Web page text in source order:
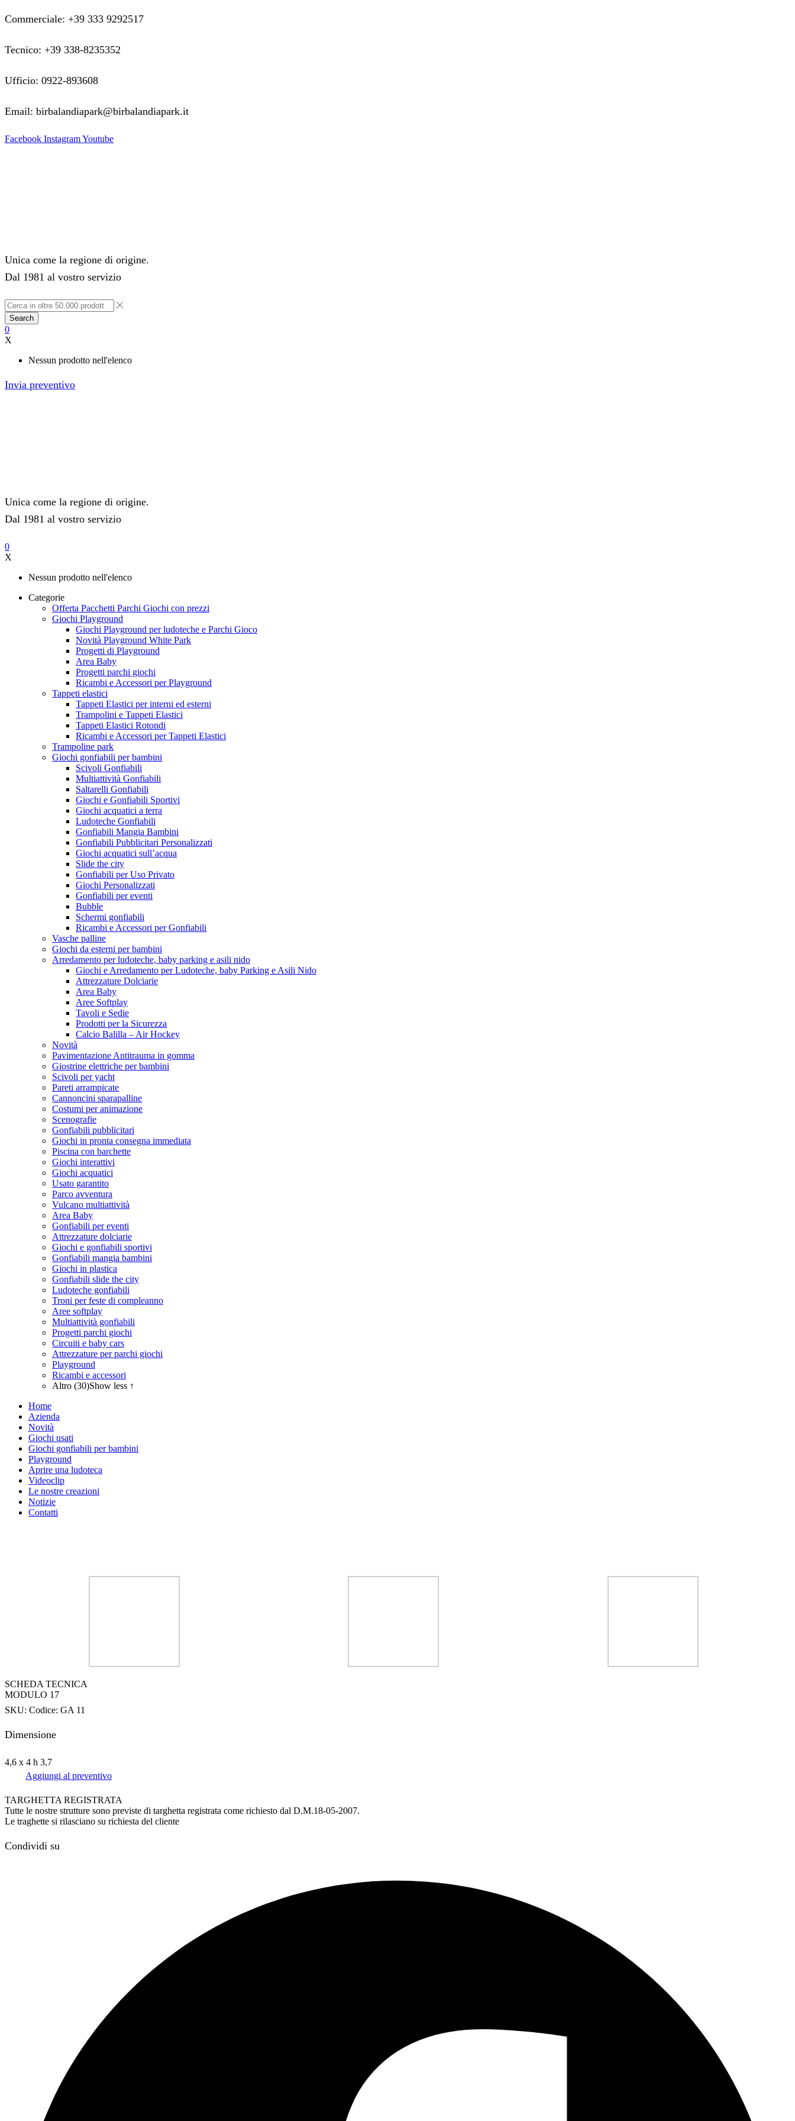
Commerciale: +39 333 9292517
Tecnico: +39 338-8235352
Ufficio: 0922-893608
Email: birbalandiapark@birbalandiapark.it
Facebook InstagramYoutube
Unica come la regione di origine.
Dal 1981 al vostro servizio
Search
0
X
Nessun prodotto nell'elenco
Invia preventivo
Unica come la regione di origine.
Dal 1981 al vostro servizio
0
X
Nessun prodotto nell'elenco
Categorie
Offerta Pacchetti Parchi Giochi con prezzi
Giochi Playground
Giochi Playground per ludoteche e Parchi Gioco
Novità Playground White Park
Progetti di Playground
Area Baby
Progetti parchi giochi
Ricambi e Accessori per Playground
Tappeti elastici
Tappeti Elastici per interni ed esterni
Trampolini e Tappeti Elastici
Tappeti Elastici Rotondi
Ricambi e Accessori per Tappeti Elastici
Trampoline park
Giochi gonfiabili per bambini
Scivoli Gonfiabili
Multiattività Gonfiabili
Saltarelli Gonfiabili
Giochi e Gonfiabili Sportivi
Giochi acquatici a terra
Ludoteche Gonfiabili
Gonfiabili Mangia Bambini
Gonfiabili Pubblicitari Personalizzati
Giochi acquatici sull’acqua
Slide the city
Gonfiabili per Uso Privato
Giochi Personalizzati
Gonfiabili per eventi
Bubble
Schermi gonfiabili
Ricambi e Accessori per Gonfiabili
Vasche palline
Giochi da esterni per bambini
Arredamento per ludoteche, baby parking e asili nido
Giochi e Arredamento per Ludoteche, baby Parking e Asili Nido
Attrezzature Dolciarie
Area Baby
Aree Softplay
Tavoli e Sedie
Prodotti per la Sicurezza
Calcio Balilla – Air Hockey
Novità
Pavimentazione Antitrauma in gomma
Giostrine elettriche per bambini
Scivoli per yacht
Pareti arrampicate
Cannoncini sparapalline
Costumi per animazione
Scenografie
Gonfiabili pubblicitari
Giochi in pronta consegna immediata
Piscina con barchette
Giochi interattivi
Giochi acquatici
Usato garantito
Parco avventura
Vulcano multiattività
Area Baby
Gonfiabili per eventi
Attrezzature dolciarie
Giochi e gonfiabili sportivi
Gonfiabili mangia bambini
Giochi in plastica
Gonfiabili slide the city
Ludoteche gonfiabili
Troni per feste di compleanno
Aree softplay
Multiattività gonfiabili
Progetti parchi giochi
Circuiti e baby cars
Attrezzature per parchi giochi
Playground
Ricambi e accessori
Altro (30)Show less ↑
Home
Azienda
Novità
Giochi usati
Giochi gonfiabili per bambini
Playground
Aprire una ludoteca
Videoclip
Le nostre creazioni
Notizie
Contatti
SCHEDA TECNICA
MODULO 17
SKU: Codice: GA 11
Dimensione
4,6 x 4 h 3,7
Aggiungi al preventivo
TARGHETTA REGISTRATA
Tutte le nostre strutture sono previste di targhetta registrata come richiesto dal D.M.18-05-2007.
Le traghette si rilasciano su richiesta del cliente
Condividi su